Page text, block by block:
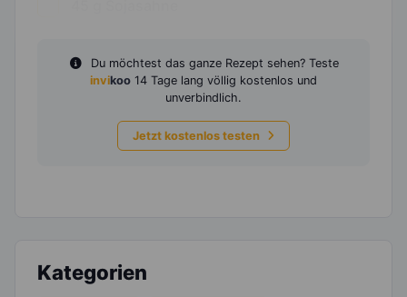
Du möchtest das ganze Rezept sehen? Teste
invikoo 14 Tage lang völlig kostenlos und
unverbindlich.
Jetzt kostenlos testen
Kategorien